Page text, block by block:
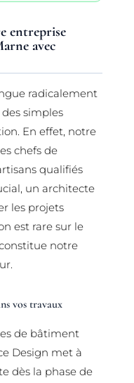
entreprise
avec
radicalement
simples
En effet, notre
chefs de
qualifiés
un architecte
les projets
est rare sur le
notre
vos travaux
de bâtiment
Design met à
dès la phase de